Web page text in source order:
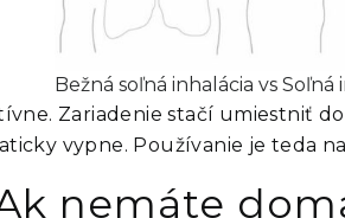
Bežná soľná inhalácia vs Soľná
Zariadenie stačí umiestniť
vypne. Používanie je teda
nemáte